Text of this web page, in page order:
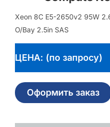
Xeon 8C E5-2650v2 95W
O/Bay 2.5in SAS
ЦЕНА: (по запросу)
Оформить заказ